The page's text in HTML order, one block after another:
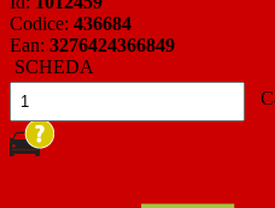
Codice: 436684
Ean: 3276424366849
SCHEDA